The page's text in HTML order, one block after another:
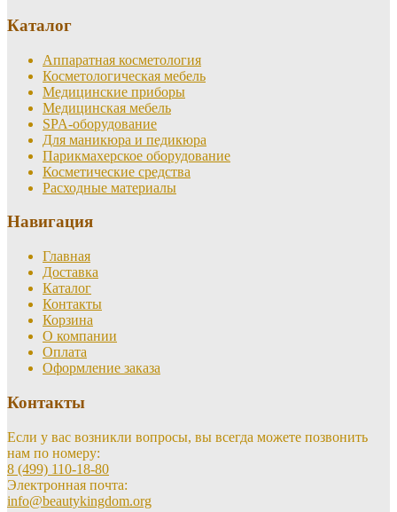
Каталог
Аппаратная косметология
Косметологическая мебель
Медицинские приборы
Медицинская мебель
SPA-оборудование
Для маникюра и педикюра
Парикмахерское оборудование
Косметические средства
Расходные материалы
Навигация
Главная
Доставка
Каталог
Контакты
Корзина
О компании
Оплата
Оформление заказа
Контакты
Если у вас возникли вопросы, вы всегда можете позвонить
нам по номеру:
8 (499) 110-18-80
Электронная почта:
info@beautykingdom.org